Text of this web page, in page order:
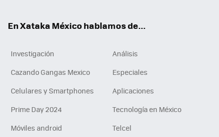
En Xataka México hablamos de...
Investigación
Análisis
Cazando Gangas Mexico
Especiales
Celulares y Smartphones
Aplicaciones
Prime Day 2024
Tecnología en México
Móviles android
Telcel